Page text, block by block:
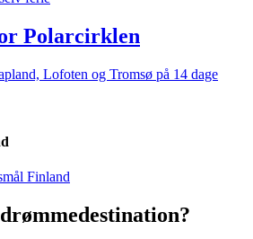
Polarcirklen
Lofoten og Tromsø på 14 dage
Finland